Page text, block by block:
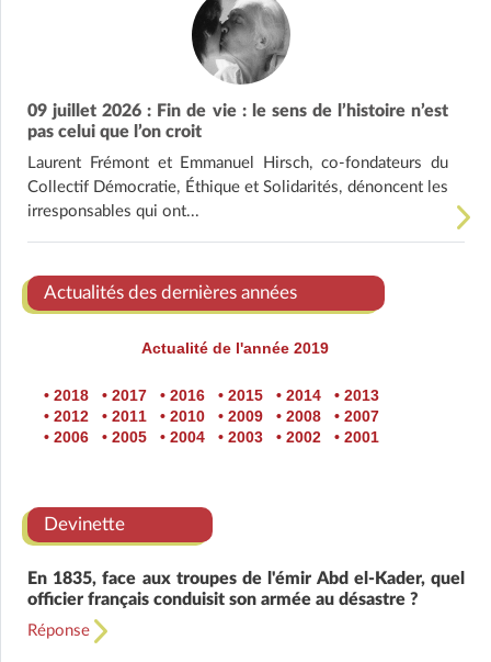
09 juillet 2026 : Fin de vie : le sens de l’histoire n’est
pas celui que l’on croit
Laurent Frémont et Emmanuel Hirsch, co-fondateurs du
Collectif Démocratie, Éthique et Solidarités, dénoncent les
irresponsables qui ont...
Actualités des dernières années
Actualité de l'année 2019
• 2018 • 2017 • 2016 • 2015 • 2014
• 2013
• 2012
• 2011 • 2010 • 2009 • 2008
• 2007
• 2006
• 2005 • 2004 • 2003 • 2002 • 2001
Devinette
En 1835, face aux troupes de l'émir Abd el-Kader, quel
officier français conduisit son armée au désastre ?
Réponse